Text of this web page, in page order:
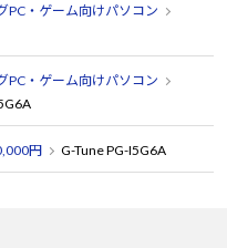
PC・ゲーム向けパソコン
PC・ゲーム向けパソコン
円 G-Tune PG-I5G6A